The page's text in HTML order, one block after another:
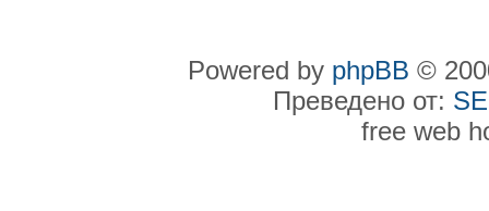
Powered by phpBB ©
Преведено от:
free web